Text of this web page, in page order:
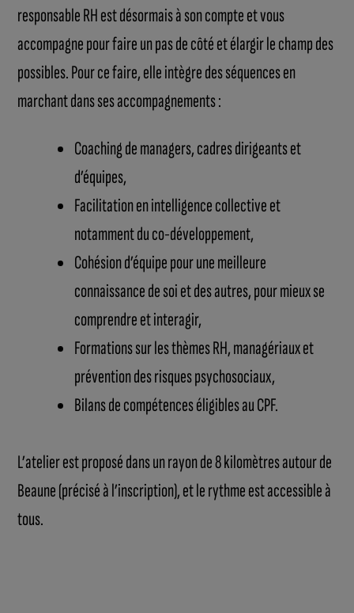
responsable RH est désormais à son compte et vous
accompagne pour faire un pas de côté et élargir le champ des
possibles. Pour ce faire, elle intègre des séquences en
marchant dans ses accompagnements :
Coaching de managers, cadres dirigeants et
d’équipes,
Facilitation en intelligence collective et
notamment du co-développement,
Cohésion d’équipe pour une meilleure
connaissance de soi et des autres, pour mieux se
comprendre et interagir,
Formations sur les thèmes RH, managériaux et
prévention des risques psychosociaux,
Bilans de compétences éligibles au CPF.
L’atelier est proposé dans un rayon de 8 kilomètres autour de
Beaune (précisé à l’inscription), et le rythme est accessible à
tous.